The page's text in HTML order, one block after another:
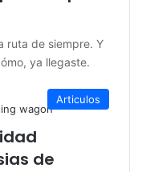
ruta de siempre. Y
ya llegaste.
Articulos
de